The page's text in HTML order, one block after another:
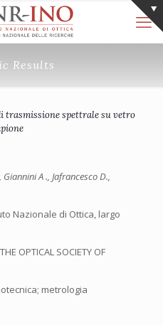
Results
trasmissione spettrale su vetro
A ., Jafrancesco D.,
Nazionale di Ottica, largo
OPTICAL SOCIETY OF
metrologia